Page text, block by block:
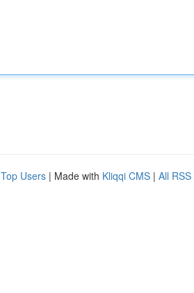
Top Users | Made with Kliqqi CMS | All